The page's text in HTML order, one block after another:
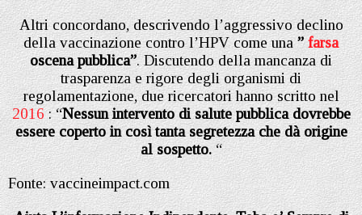
Altri concordano, descrivendo l’aggressivo declino
della vaccinazione contro l’HPV come una”farsa
oscena pubblica”. Discutendo della mancanza di
trasparenza e rigore degli organismi di
regolamentazione, due ricercatori hanno scritto nel
2016: “Nessun intervento di salute pubblica dovrebbe
essere coperto in così tanta segretezza che dà origine
al sospetto.“
Fonte: vaccineimpact.com